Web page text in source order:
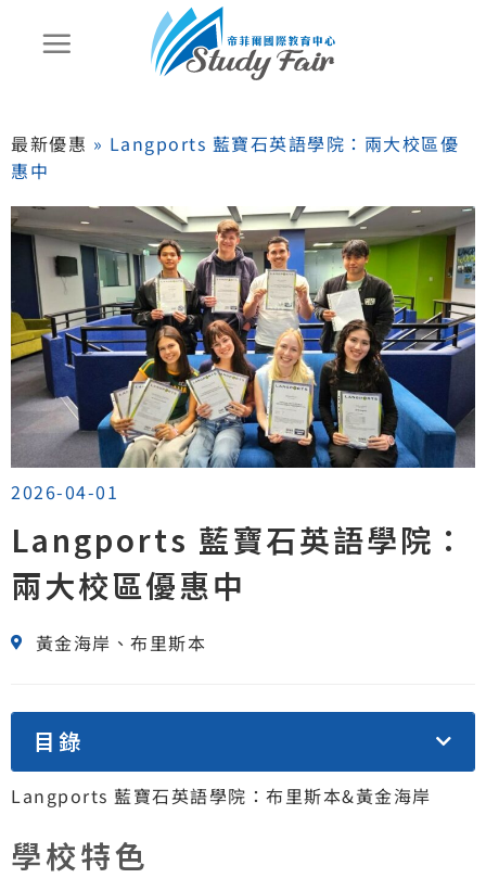
最新優惠 » Langports 藍寶石英語學院：兩大校區優
惠中
2026-04-01
Langports 藍寶石英語學院：
兩大校區優惠中
黃金海岸、布里斯本
目錄
Langports 藍寶石英語學院：布里斯本&黃金海岸
學校特色